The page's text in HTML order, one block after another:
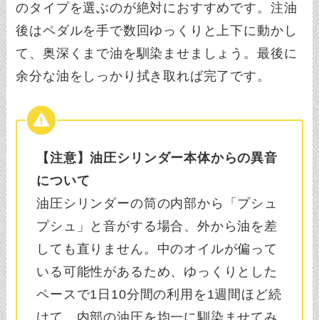
のタイプを選ぶのが絶対におすすめです。注油
後はペダルを手で数回ゆっくりと上下に動かし
て、奥深くまで油を馴染ませましょう。最後に
余分な油をしっかり拭き取れば完了です。
【注意】油圧シリンダー本体からの異音
について
油圧シリンダーの筒の内部から「プシュ
プシュ」と音がする場合、外から油を差
しても直りません。中のオイルが偏って
いる可能性があるため、ゆっくりとした
ペースで1日10分間の利用を1週間ほど続
けて、内部の油圧を均一に馴染ませてみ